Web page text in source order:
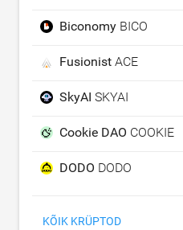
Biconomy BICO
Fusionist ACE
SkyAI SKYAI
Cookie DAO COOKIE
DODO DODO
KÕIK KRÜPTOD